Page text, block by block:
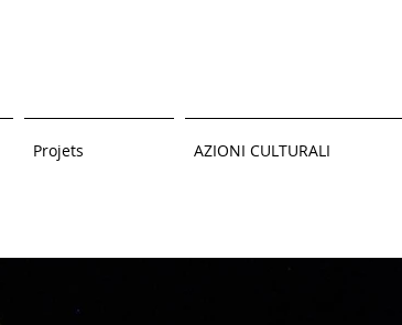
Projets AZIONI CULTURALI